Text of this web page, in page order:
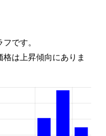
です。
は上昇傾向にありま